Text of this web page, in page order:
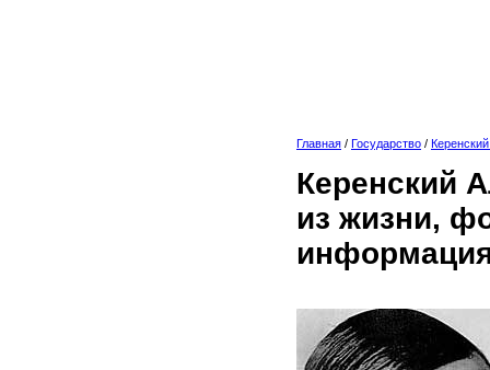
Главная / Государство /
Керенский
из жизни,